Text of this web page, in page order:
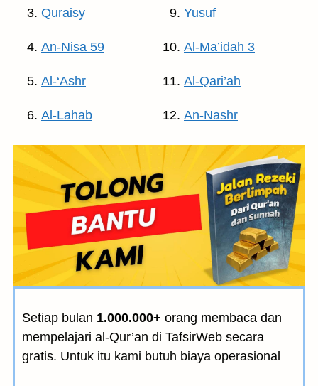
Quraisy
An-Nisa 59
Al-‘Ashr
Al-Lahab
Yusuf
Al-Ma’idah 3
Al-Qari’ah
An-Nashr
Setiap bulan 1.000.000+ orang membaca dan
mempelajari al-Qur’an di TafsirWeb secara
gratis. Untuk itu kami butuh biaya operasional